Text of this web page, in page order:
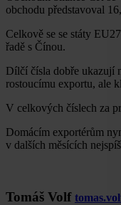
obchodu představoval
Celkově se se státy
řadě s Čínou.
Dílčí čísla dobře ukazují
rostoucímu exportu, ale
V celkových číslech za
Domácím exportérům
v dalších měsících
Tomáš Volf